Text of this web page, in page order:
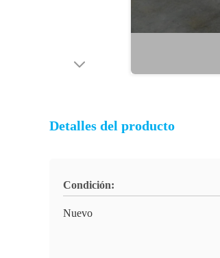
Detalles del producto
Condición:
Nuevo